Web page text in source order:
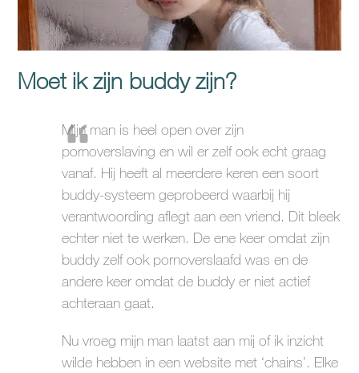
Moet ik zijn buddy zijn?
Mijn man is heel open over zijn
pornoverslaving en wil er zelf ook echt graag
vanaf. Hij heeft al meerdere keren een soort
buddy-systeem geprobeerd waarbij hij
verantwoording aflegt aan een vriend. Dit bleek
echter niet te werken. De ene keer omdat zijn
buddy zelf ook pornoverslaafd was en de
andere keer omdat de buddy er niet actief
achteraan gaat.
Nu vroeg mijn man laatst aan mij of ik inzicht
wilde hebben in een website met ‘chains’. Elke